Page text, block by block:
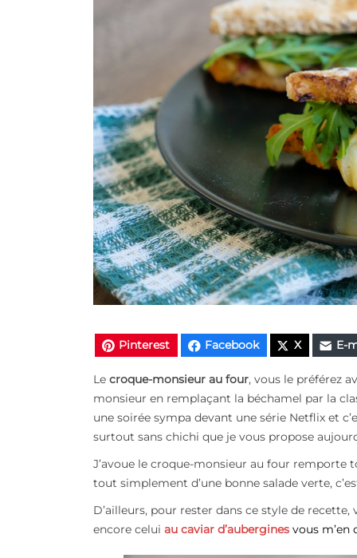
Pinterest Facebook X E-
Le croque-monsieur au four, vous le préférez
monsieur en remplaçant la béchamel par la
une soirée sympa devant une série Netflix et
surtout sans chichi que je vous propose
J’avoue le croque-monsieur au four remporte
tout simplement d’une bonne salade verte,
D’ailleurs, pour rester dans ce style de
encore celui au caviar d’aubergines vous m’en